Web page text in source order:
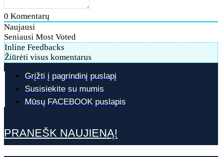
0 Komentarų
Naujausi
Seniausi Most Voted
Inline Feedbacks
Žiūrėti visus komentarus
Grįžti į pagrindinį puslapį
Susisiekite su mumis
Mūsų FACEBOOK puslapis
PRANEŠK NAUJIENĄ!